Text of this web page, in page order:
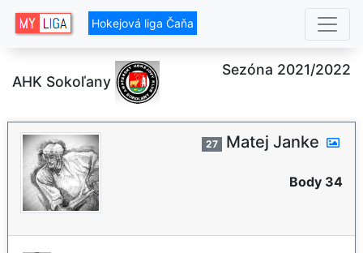
Hokejová liga Čaňa
AHK Sokoľany
Sezóna 2021/2022
27 Matej Janke
Body 34